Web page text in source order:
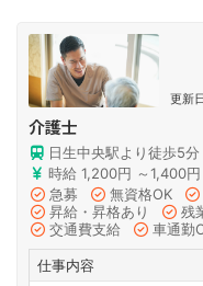
更新
介護士
日生中央駅より徒歩5分
時給 1,200円 ～1,400円
急募
無資格OK
昇給・昇格あり
残
交通費支給
車通勤
仕事内容